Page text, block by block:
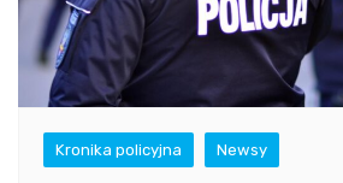
Kronika policyjna Newsy